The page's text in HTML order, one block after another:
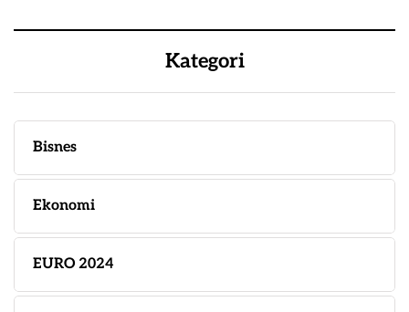
Kategori
Bisnes
Ekonomi
EURO 2024